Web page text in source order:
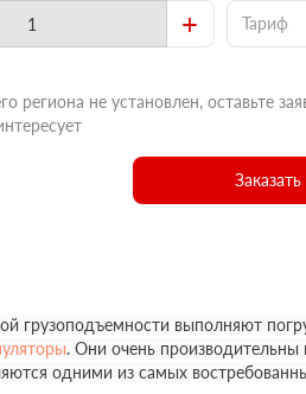
+ Тариф
региона не установлен, оставьте
Заказать
грузоподъемности выполняют
. Они очень
одними из самых